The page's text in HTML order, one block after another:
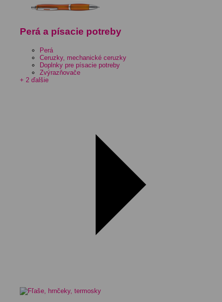
Perá a písacie potreby
Perá
Ceruzky, mechanické ceruzky
Doplnky pre písacie potreby
Zvýrazňovače
+ 2 ďalšie